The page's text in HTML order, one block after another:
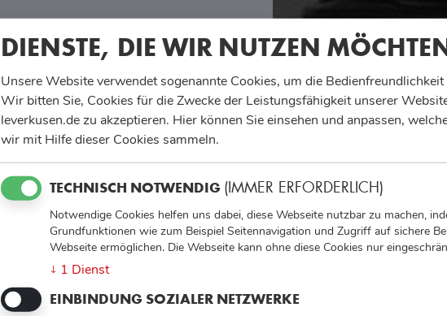
DIENSTE, DIE WIR NUTZEN
Unsere Website verwendet sogenannte Cookies, um die Bedienfreundlichkeit
Wir bitten Sie, Cookies für die Zwecke der Leistungsfähigkeit unserer
leverkusen.de zu akzeptieren. Hier können Sie einsehen und anpassen,
wir mit Hilfe dieser Cookies sammeln.
TECHNISCH NOTWENDIG (IMMER ERFORDERLICH)
Notwendige Cookies helfen uns dabei, diese Webseite nutzbar zu machen,
Grundfunktionen wie zum Beispiel Seitennavigation und Zugriff auf sichere
Webseite ermöglichen. Die Webseite kann ohne diese Cookies nur
↓ 1 Dienst
EINBINDUNG SOZIALER NETZWERKE